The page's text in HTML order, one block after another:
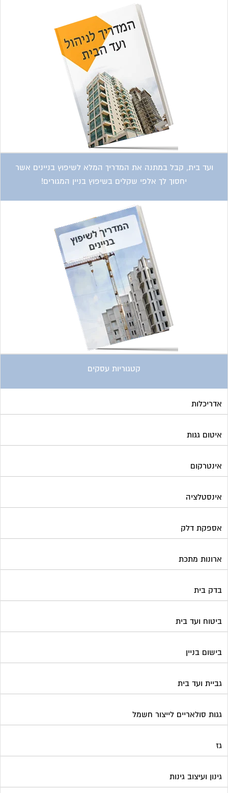
ועד בית, קבל במתנה את המדריך המלא לשיפוץ בניינים אשר
יחסוך לך אלפי שקלים בשיפוץ בניין המגורים!
קטגוריות עסקים
אדריכלות
איטום גגות
אינטרקום
אינסטלציה
אספקת דלק
ארונות מתכת
בדק בית
ביטוח ועד בית
בישום בניין
גביית ועד בית
גגות סולאריים לייצור חשמל
גז
גינון ועיצוב גינות